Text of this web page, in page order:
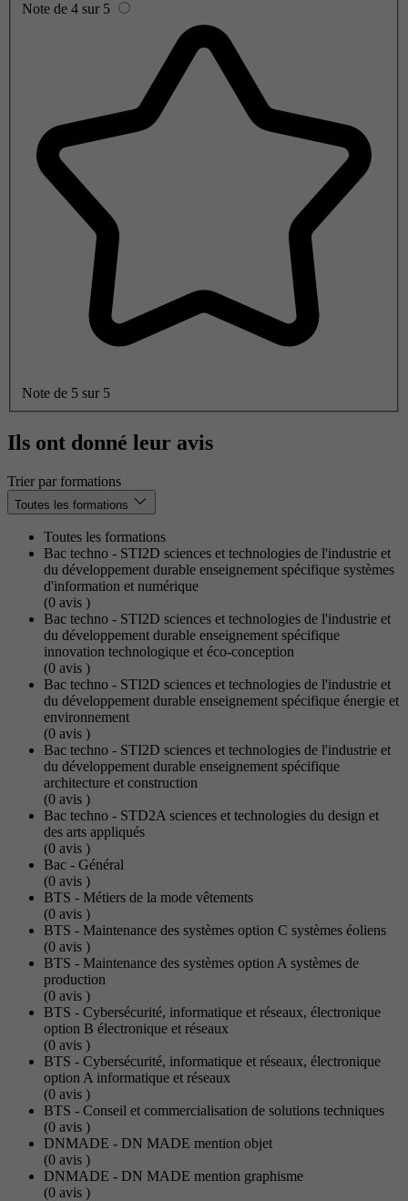
Note de 4 sur 5
Note de 5 sur 5
Ils ont donné leur avis
Trier par formations
Toutes les formations
Toutes les formations
Bac techno - STI2D sciences et technologies de l'industrie et
du développement durable enseignement spécifique systèmes
d'information et numérique
(0 avis )
Bac techno - STI2D sciences et technologies de l'industrie et
du développement durable enseignement spécifique
innovation technologique et éco-conception
(0 avis )
Bac techno - STI2D sciences et technologies de l'industrie et
du développement durable enseignement spécifique énergie et
environnement
(0 avis )
Bac techno - STI2D sciences et technologies de l'industrie et
du développement durable enseignement spécifique
architecture et construction
(0 avis )
Bac techno - STD2A sciences et technologies du design et
des arts appliqués
(0 avis )
Bac - Général
(0 avis )
BTS - Métiers de la mode vêtements
(0 avis )
BTS - Maintenance des systèmes option C systèmes éoliens
(0 avis )
BTS - Maintenance des systèmes option A systèmes de
production
(0 avis )
BTS - Cybersécurité, informatique et réseaux, électronique
option B électronique et réseaux
(0 avis )
BTS - Cybersécurité, informatique et réseaux, électronique
option A informatique et réseaux
(0 avis )
BTS - Conseil et commercialisation de solutions techniques
(0 avis )
DNMADE - DN MADE mention objet
(0 avis )
DNMADE - DN MADE mention graphisme
(0 avis )